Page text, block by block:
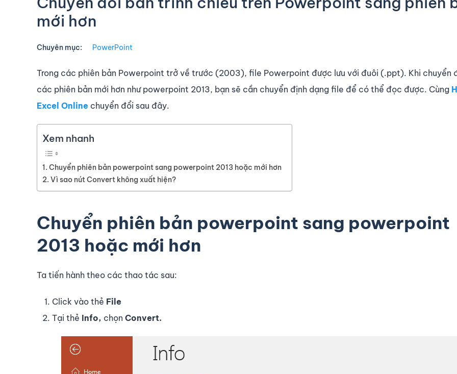
mới hơn
Chuyên mục: PowerPoint
Trong các phiên bản Powerpoint trở về trước (2003), file Powerpoint được lưu với đuôi (.ppt). Khi chuyển
các phiên bản mới hơn như powerpoint 2013, bạn sẽ cần chuyển định dạng file để có thể đọc được. Cùng
Excel Online chuyển đổi sau đây.
Xem nhanh
Chuyển phiên bản powerpoint sang powerpoint 2013 hoặc mới hơn
Vì sao nút Convert không xuất hiện?
Chuyển phiên bản powerpoint sang powerpoint
2013 hoặc mới hơn
Ta tiến hành theo các thao tác sau:
Click vào thẻ File
Tại thẻ Info, chọn Convert.